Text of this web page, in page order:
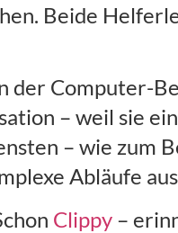
Beide
der Computer-
– weil sie
– wie zum
Abläufe
Clippy –